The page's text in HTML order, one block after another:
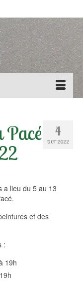
4
OCT 2022
Pacé
a lieu du 5 au 13
et des
:
19h